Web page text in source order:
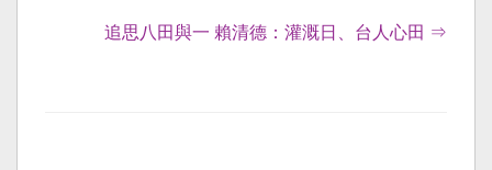
追思八田與一 賴清德：灌溉日、台人心田 ⇒